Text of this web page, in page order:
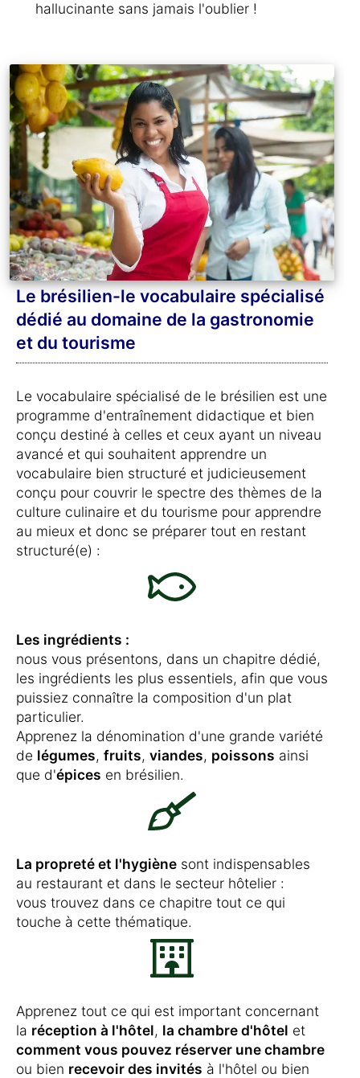
hallucinante sans jamais l'oublier !
Le brésilien-le vocabulaire spécialisé
dédié au domaine de la gastronomie
et du tourisme
Le vocabulaire spécialisé de le brésilien est une
programme d'entraînement didactique et bien
conçu destiné à celles et ceux ayant un niveau
avancé et qui souhaitent apprendre un
vocabulaire bien structuré et judicieusement
conçu pour couvrir le spectre des thèmes de la
culture culinaire et du tourisme pour apprendre
au mieux et donc se préparer tout en restant
structuré(e) :
Les ingrédients :
nous vous présentons, dans un chapitre dédié,
les ingrédients les plus essentiels, afin que vous
puissiez connaître la composition d'un plat
particulier.
Apprenez la dénomination d'une grande variété
de légumes, fruits, viandes, poissons ainsi
que d'épices en brésilien.
La propreté et l'hygiène sont indispensables
au restaurant et dans le secteur hôtelier :
vous trouvez dans ce chapitre tout ce qui
touche à cette thématique.
Apprenez tout ce qui est important concernant
la réception à l'hôtel, la chambre d'hôtel et
comment vous pouvez réserver une chambre
ou bien recevoir des invités à l'hôtel ou bien